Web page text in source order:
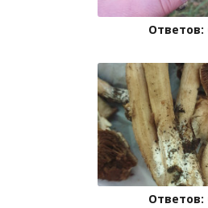
Ответов:
Ответов: